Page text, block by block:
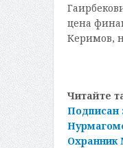
цена
Керимов,
Читайте
Подписан
Охранник